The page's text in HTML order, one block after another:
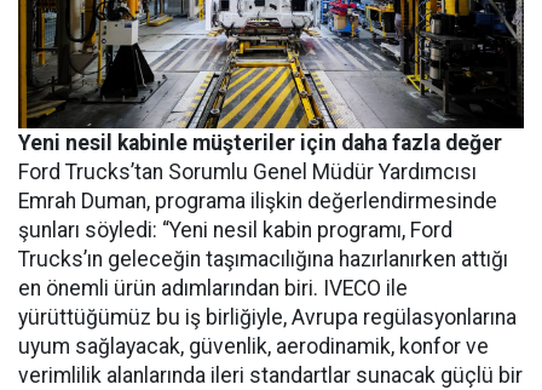
Yeni nesil kabinle müşteriler için daha fazla değer
Ford Trucks’tan Sorumlu Genel Müdür Yardımcısı
Emrah Duman, programa ilişkin değerlendirmesinde
şunları söyledi: “Yeni nesil kabin programı, Ford
Trucks’ın geleceğin taşımacılığına hazırlanırken attığı
en önemli ürün adımlarından biri. IVECO ile
yürüttüğümüz bu iş birliğiyle, Avrupa regülasyonlarına
uyum sağlayacak, güvenlik, aerodinamik, konfor ve
verimlilik alanlarında ileri standartlar sunacak güçlü bir